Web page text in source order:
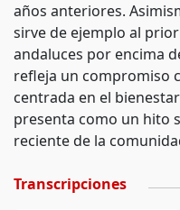
años anteriores.
sirve de ejemplo al
andaluces por encima
refleja un compromiso
centrada en el
presenta como un hito
reciente de la
Transcripciones